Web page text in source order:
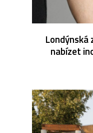
Londýnská
nabízet